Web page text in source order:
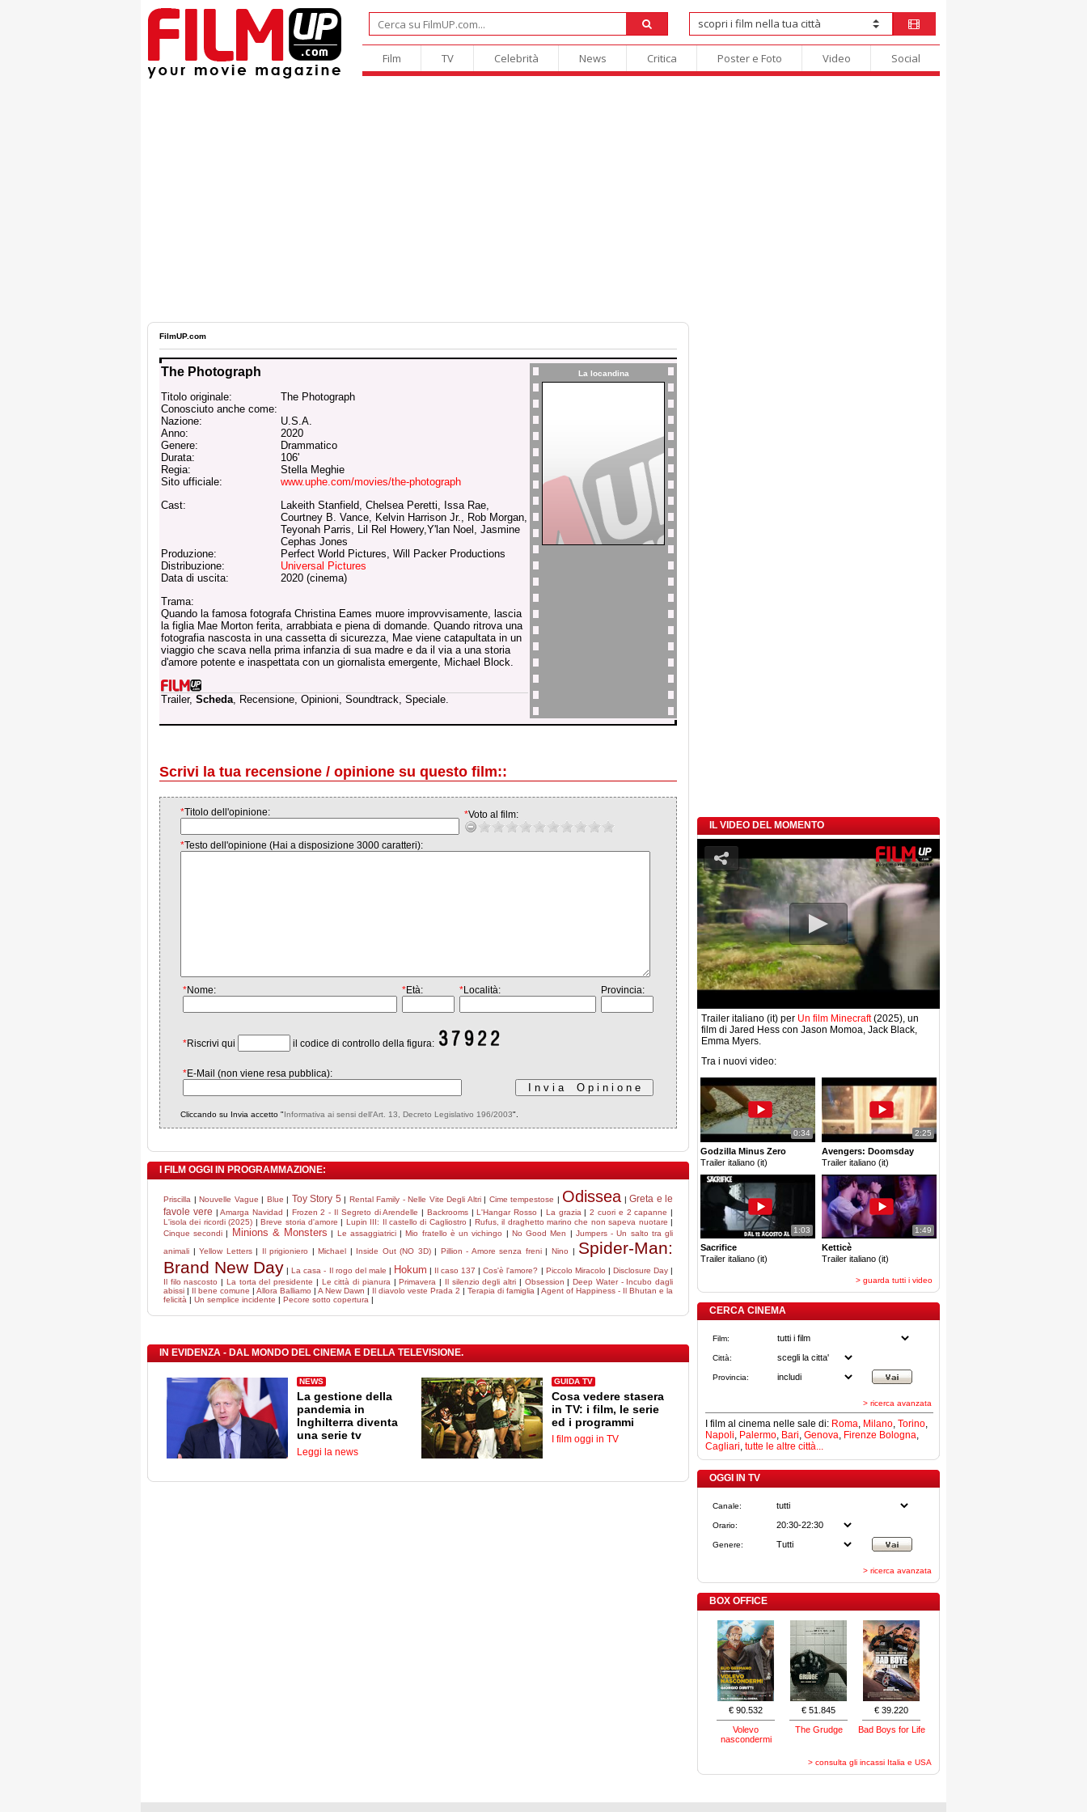
Film TV Celebrità News Critica Poster e Foto Video Social
FilmUP.com
The Photograph
Titolo originale:
The Photograph
Conosciuto anche come:
Nazione:
U.S.A.
Anno:
2020
Genere:
Drammatico
Durata:
106'
Regia:
Stella Meghie
Sito ufficiale:
www.uphe.com/movies/the-photograph
Cast:
Lakeith Stanfield, Chelsea Peretti, Issa Rae,
Courtney B. Vance, Kelvin Harrison Jr., Rob Morgan,
Teyonah Parris, Lil Rel Howery,Y'lan Noel, Jasmine
Cephas Jones
Produzione:
Perfect World Pictures, Will Packer Productions
Distribuzione:
Universal Pictures
Data di uscita:
2020 (cinema)
Trama:
Quando la famosa fotografa Christina Eames muore improvvisamente, lascia
la figlia Mae Morton ferita, arrabbiata e piena di domande. Quando ritrova una
fotografia nascosta in una cassetta di sicurezza, Mae viene catapultata in un
viaggio che scava nella prima infanzia di sua madre e da il via a una storia
d'amore potente e inaspettata con un giornalista emergente, Michael Block.
Trailer, Scheda, Recensione, Opinioni, Soundtrack, Speciale.
La locandina
Scrivi la tua recensione / opinione su questo film::
*Titolo dell'opinione: *Voto al film:
*Testo dell'opinione (Hai a disposizione 3000 caratteri):
*Nome: *Età: *Località: Provincia:
*Riscrivi qui il codice di controllo della figura:
*E-Mail (non viene resa pubblica):
Cliccando su Invia accetto "Informativa ai sensi dell'Art. 13, Decreto Legislativo 196/2003".
I FILM OGGI IN PROGRAMMAZIONE:
Priscilla | Nouvelle Vague | Blue | Toy Story 5 | Rental Family - Nelle Vite Degli Altri| Cime tempestose | Odissea | Greta e le
favole vere |Amarga Navidad | Frozen 2 - Il Segreto di Arendelle | Backrooms|L'Hangar Rosso | La grazia |2 cuori e 2 capanne |
L'isola dei ricordi (2025) |Breve storia d'amore | Lupin III: Il castello di Cagliostro | Rufus, il draghetto marino che non sapeva nuotare |
Cinque secondi | Minions & Monsters | Le assaggiatrici|Mio fratello è un vichingo | No Good Men | Jumpers - Un salto tra gli
animali |Yellow Letters| Il prigioniero |Michael | Inside Out (NO 3D)| Pillion - Amore senza freni|Nino | Spider-Man:
Brand New Day |La casa - Il rogo del male | Hokum | Il caso 137 |Cos'è l'amore? | Piccolo Miracolo | Disclosure Day|
Il filo nascosto | La torta del presidente | Le città di pianura |Primavera | Il silenzio degli altri | Obsession |Deep Water - Incubo dagli
abissi | Il bene comune | Allora Balliamo | A New Dawn | Il diavolo veste Prada 2 | Terapia di famiglia | Agent of Happiness - Il Bhutan e la
felicità | Un semplice incidente | Pecore sotto copertura |
IN EVIDENZA - DAL MONDO DEL CINEMA E DELLA TELEVISIONE.
NEWS
La gestione della
pandemia in
Inghilterra diventa
una serie tv
Leggi la news
GUIDA TV
Cosa vedere stasera
in TV: i film, le serie
ed i programmi
I film oggi in TV
IL VIDEO DEL MOMENTO
Trailer italiano (it) per Un film Minecraft(2025), un
film di Jared Hess con Jason Momoa, Jack Black,
Emma Myers.
Tra i nuovi video:
0:34
Godzilla Minus Zero
Trailer italiano (it)
2:25
Avengers: Doomsday
Trailer italiano (it)
1:03
Sacrifice
Trailer italiano (it)
1:49
Ketticè
Trailer italiano (it)
> guarda tutti i video
CERCA CINEMA
Film:
Città:
Provincia:
> ricerca avanzata
I film al cinema nelle sale di: Roma, Milano, Torino,
Napoli, Palermo, Bari, Genova, Firenze Bologna,
Cagliari, tutte le altre città...
OGGI IN TV
Canale:
Orario:
Genere:
> ricerca avanzata
BOX OFFICE
€ 90.532
Volevo
nascondermi
€ 51.845
The Grudge
€ 39.220
Bad Boys for Life
> consulta gli incassi Italia e USA